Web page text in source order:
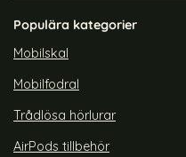
Populära kategorier
Mobilskal
Mobilfodral
Trådlösa hörlurar
AirPods tillbehör